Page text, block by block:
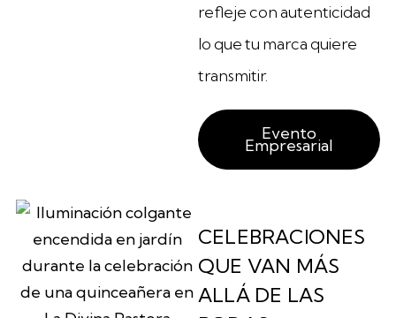
refleje con autenticidad
lo que tu marca quiere
transmitir.
Evento
Empresarial
CELEBRACIONES
QUE VAN MÁS
ALLÁ DE LAS